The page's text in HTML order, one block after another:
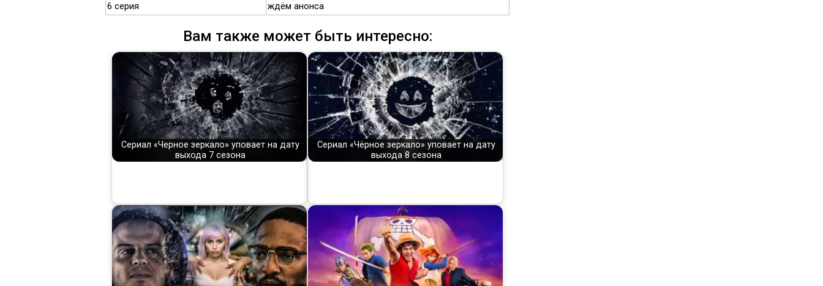
6 серия
ждём анонса
Вам также может быть интересно:
Сериал «Черное зеркало» уповает на дату
выхода 7 сезона
Сериал «Чёрное зеркало» уповает на дату
выхода 8 сезона